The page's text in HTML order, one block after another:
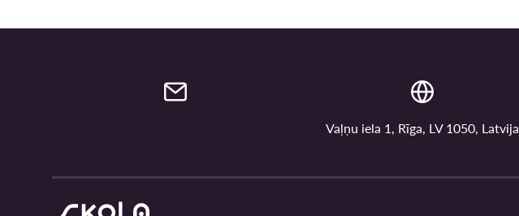
Vaļņu iela 1, Rīga, LV 1050, Latvija